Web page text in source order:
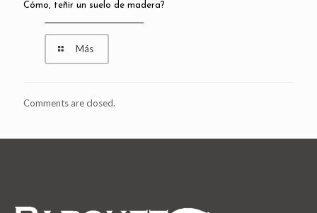
Cómo, teñir un suelo de madera?
Más
Comments are closed.